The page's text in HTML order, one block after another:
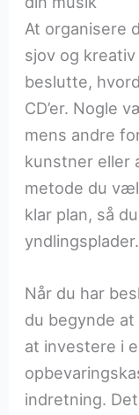
At organisere
sjov og
beslutte,
CD’er. Nogle
mens andre
kunstner eller
metode du
klar plan, så
yndlingsplader.
Når du har
du begynde at
at investere i
indretning.